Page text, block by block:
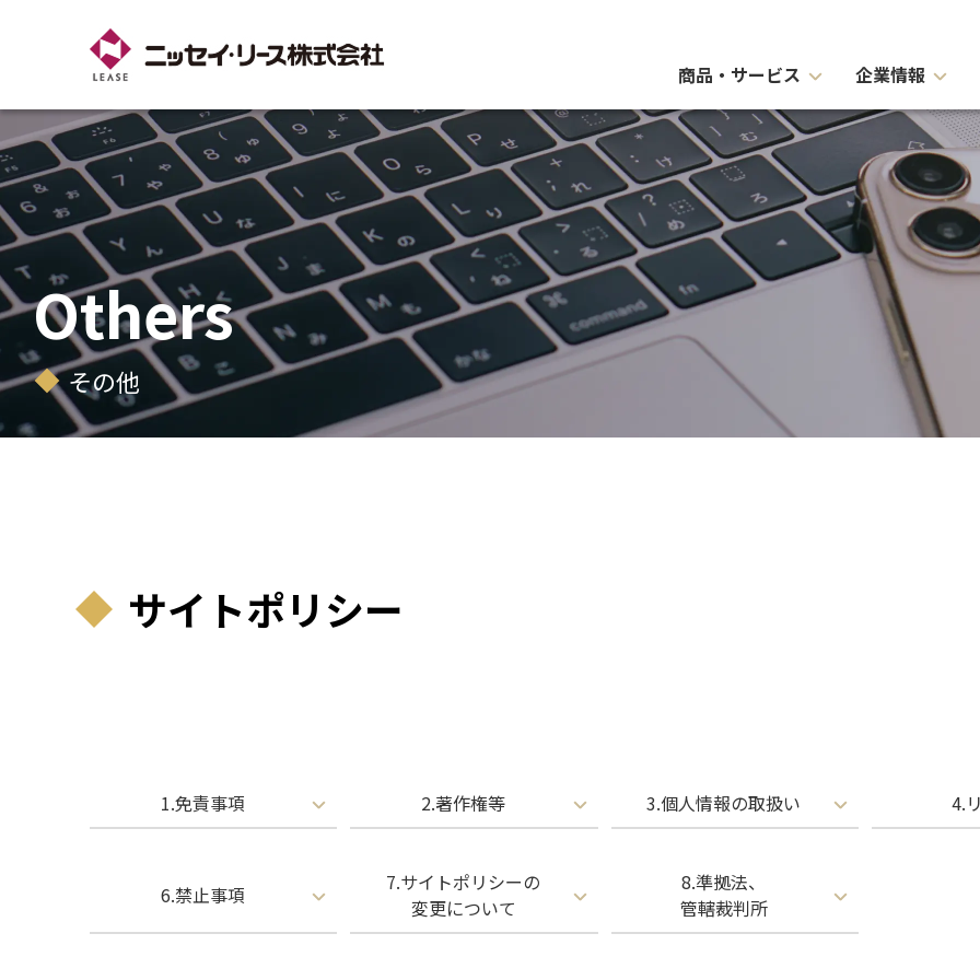
商品・サービス
企業情報
Others
その他
サイトポリシー
1.免責事項 2.著作権等 3.個人情報の取扱い 4.
6.禁止事項
7.サイトポリシーの
変更について
8.準拠法、
管轄裁判所